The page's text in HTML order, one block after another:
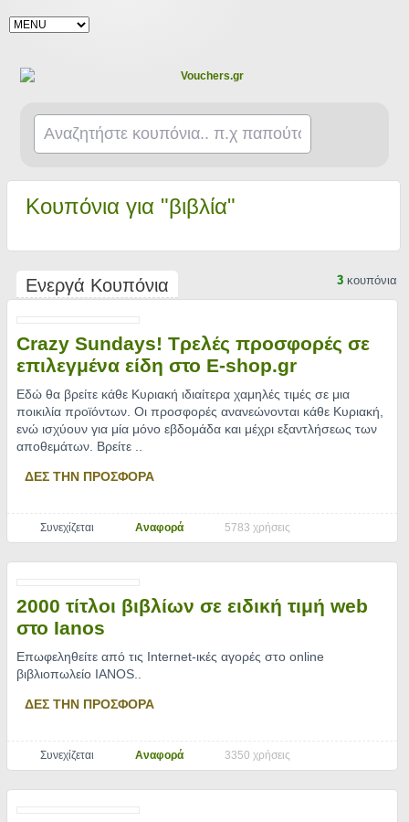
Κουπόνια για "βιβλία"
Ενεργά Κουπόνια 3κουπόνια
Crazy Sundays! Τρελές προσφορές σε
επιλεγμένα είδη στο E-shop.gr
Εδώ θα βρείτε κάθε Κυριακή ιδιαίτερα χαμηλές τιμές σε μια
ποικιλία προϊόντων. Οι προσφορές ανανεώνονται κάθε Κυριακή,
ενώ ισχύουν για μία μόνο εβδομάδα και μέχρι εξαντλήσεως των
αποθεμάτων. Βρείτε
ΔΕΣ ΤΗΝ ΠΡΟΣΦΟΡΑ
Συνεχίζεται Αναφορά 5783 χρήσεις
2000 τίτλοι βιβλίων σε ειδική τιμή web
στο Ianos
Επωφεληθείτε από τις Internet-ικές αγορές στο online
βιβλιοπωλείο IANOS..
ΔΕΣ ΤΗΝ ΠΡΟΣΦΟΡΑ
Συνεχίζεται Αναφορά 3350 χρήσεις